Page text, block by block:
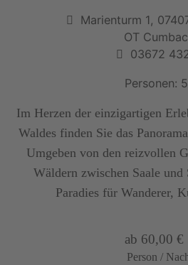
Marienturm 1,
OT
03672
Personen:
Im Herzen der einzigartigen
Waldes finden Sie das
Umgeben von den reizvollen
Wäldern zwischen Saale und
Paradies für Wanderer,
ab 60,00 €
Person /